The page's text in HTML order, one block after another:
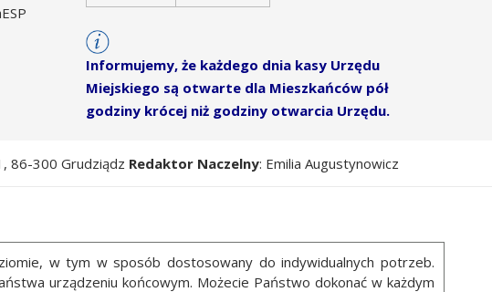
Informujemy, że każdego dnia kasy Urzędu
Miejskiego są otwarte dla Mieszkańców pół
godziny krócej niż godziny otwarcia Urzędu.
86-300 Grudziądz Redaktor Naczelny: Emilia Augustynowicz
w tym w sposób dostosowany do indywidualnych potrzeb.
urządzeniu końcowym. Możecie Państwo dokonać w każdym